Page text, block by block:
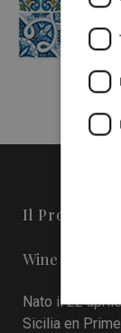
Il Progetto
Wine in Sicily
Nato il 22
Sicilia en